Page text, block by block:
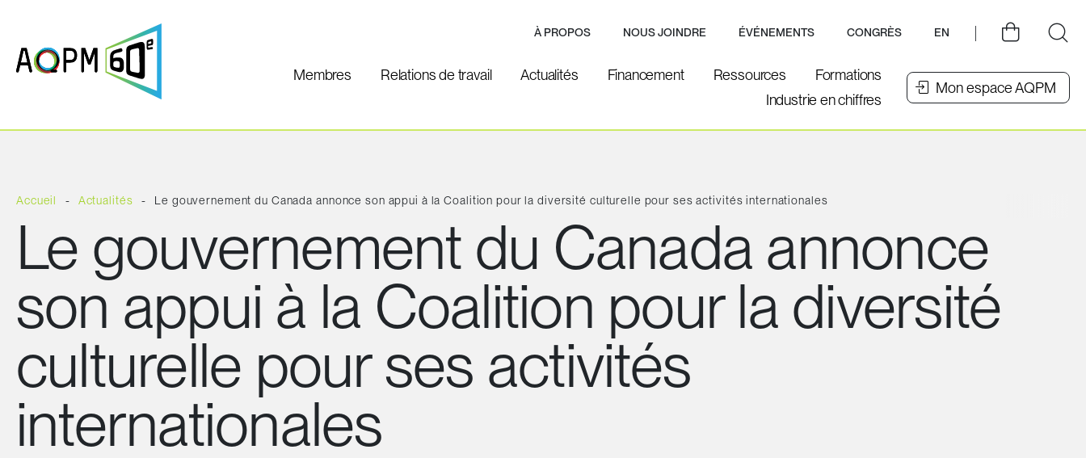
À PROPOS NOUS JOINDRE ÉVÉNEMENTS CONGRÈS EN
Membres Relations de travail Actualités Financement Ressources
Formations
Industrie en chiffres
Mon espace AQPM
Accueil Actualités Le gouvernement du Canada annonce son appui à la Coalition pour la diversité culturelle pour ses activités internationales
Le gouvernement du Canada annonce
son appui à la Coalition pour la diversité
culturelle pour ses activités
internationales